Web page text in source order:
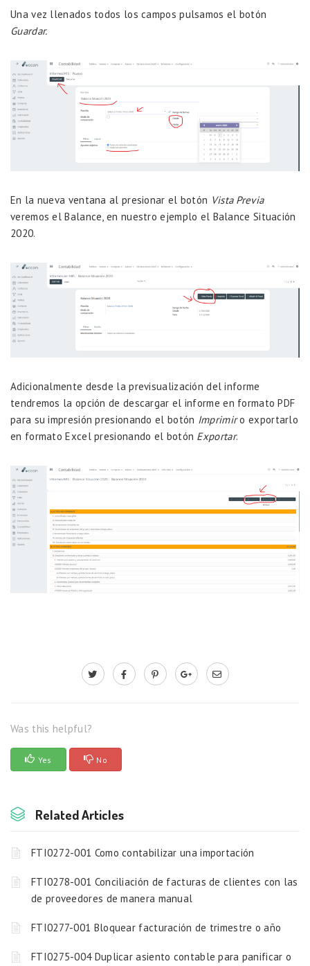
Una vez llenados todos los campos pulsamos el botón
Guardar.
En la nueva ventana al presionar el botón Vista Previa
veremos el Balance, en nuestro ejemplo el Balance Situación
2020.
Adicionalmente desde la previsualización del informe
tendremos la opción de descargar el informe en formato PDF
para su impresión presionando el botón Imprimiro exportarlo
en formato Excel presionando el botón Exportar.
Was this helpful?
Yes No
Related Articles
FTI0272-001 Como contabilizar una importación
FTI0278-001 Conciliación de facturas de clientes con las
de proveedores de manera manual
FTI0277-001 Bloquear facturación de trimestre o año
FTI0275-004 Duplicar asiento contable para panificar o